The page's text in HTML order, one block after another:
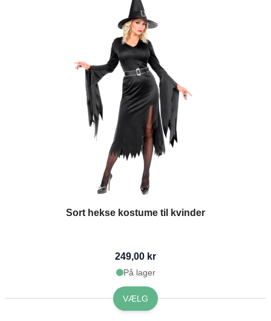
Sort hekse kostume til kvinder
249,00 kr
På lager
VÆLG